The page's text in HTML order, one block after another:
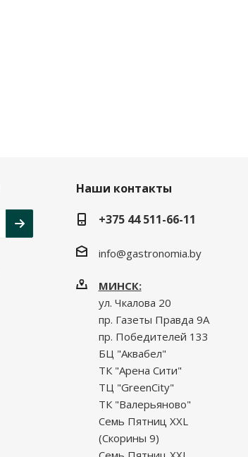
Наши контакты
+375 44 511-66-11
info@gastronomia.by
МИНСК:
ул. Чкалова 20
пр. Газеты Правда 9А
пр. Победителей 133
БЦ "Аквабел"
ТК "Арена Сити"
ТЦ "GreenCity"
ТК "Валерьяново"
Семь Пятниц XXL
(Скорины 9)